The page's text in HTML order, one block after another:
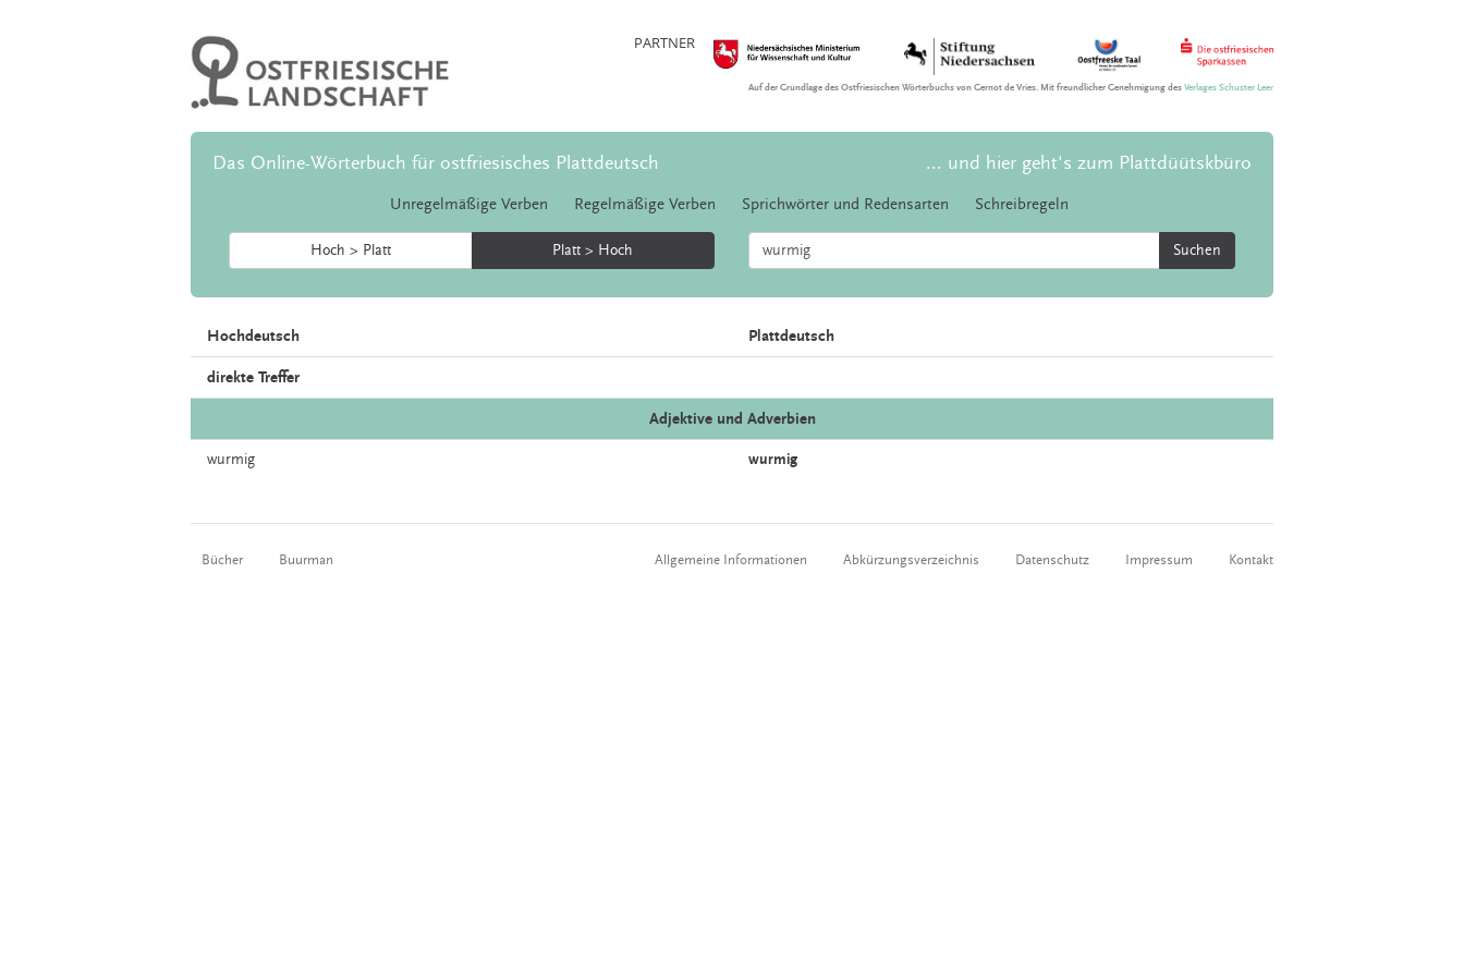
PARTNER
Auf der Grundlage des Ostfriesischen Wörterbuchs von Gernot de Vries. Mit freundlicher Genehmigung desVerlages Schuster Leer
Das Online-Wörterbuch für ostfriesisches Plattdeutsch ... und hier geht's zum Plattdüütskbüro
Unregelmäßige Verben Regelmäßige Verben Sprichwörter und Redensarten Schreibregeln
Hoch > Platt Platt > Hoch Suchen
Hochdeutsch Plattdeutsch
direkte Treffer
Adjektive und Adverbien
wurmig wurmig
Bücher Buurman Allgemeine Informationen Abkürzungsverzeichnis Datenschutz Impressum Kontakt